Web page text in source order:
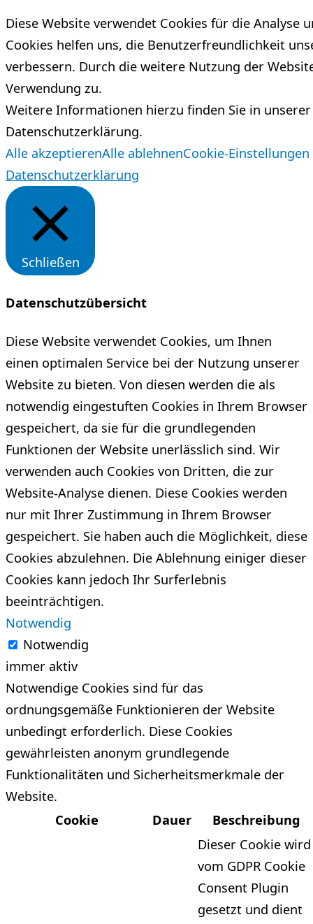
Diese Website verwendet Cookies für die Analyse
Cookies helfen uns, die Benutzerfreundlichkeit
verbessern. Durch die weitere Nutzung der
Verwendung zu.
Weitere Informationen hierzu finden Sie in unserer
Datenschutzerklärung.
Alle akzeptierenAlle ablehnenCookie-Einstellungen
Datenschutzerklärung
Schließen
Datenschutzübersicht
Diese Website verwendet Cookies, um Ihnen
einen optimalen Service bei der Nutzung unserer
Website zu bieten. Von diesen werden die als
notwendig eingestuften Cookies in Ihrem Browser
gespeichert, da sie für die grundlegenden
Funktionen der Website unerlässlich sind. Wir
verwenden auch Cookies von Dritten, die zur
Website-Analyse dienen. Diese Cookies werden
nur mit Ihrer Zustimmung in Ihrem Browser
gespeichert. Sie haben auch die Möglichkeit, diese
Cookies abzulehnen. Die Ablehnung einiger dieser
Cookies kann jedoch Ihr Surferlebnis
beeinträchtigen.
Notwendig
Notwendig
immer aktiv
Notwendige Cookies sind für das
ordnungsgemäße Funktionieren der Website
unbedingt erforderlich. Diese Cookies
gewährleisten anonym grundlegende
Funktionalitäten und Sicherheitsmerkmale der
Website.
Cookie
Dauer Beschreibung
Dieser Cookie wird
vom GDPR Cookie
Consent Plugin
gesetzt und dient